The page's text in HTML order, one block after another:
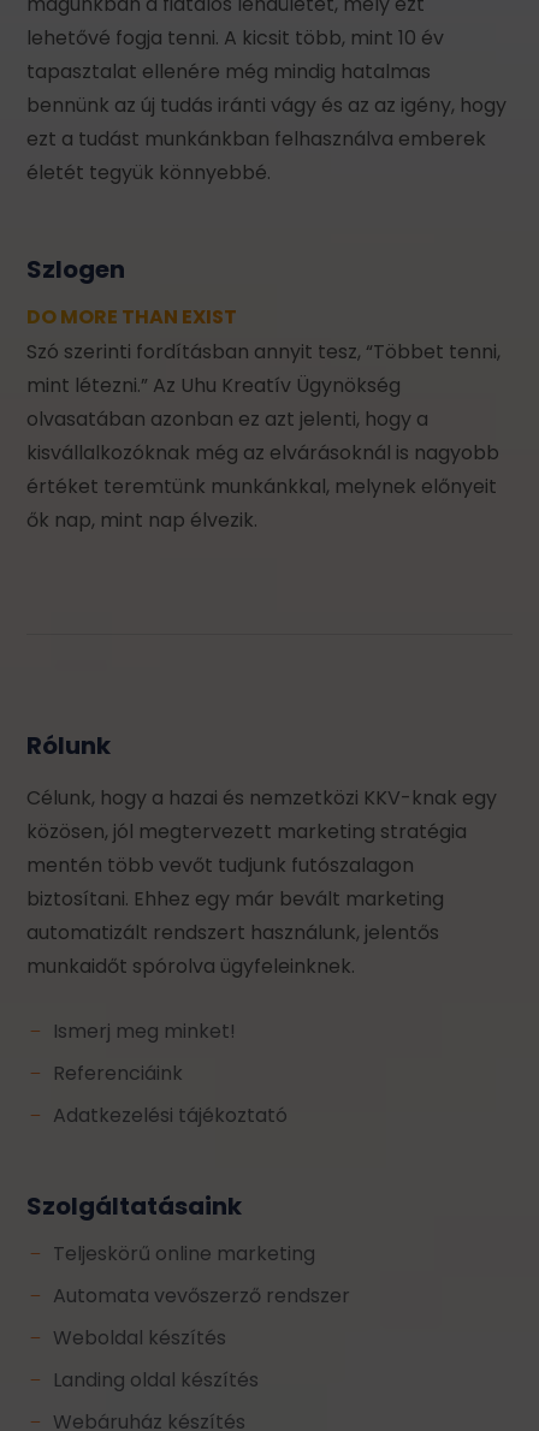
lehetővé fogja tenni. A kicsit több, mint 10 év
tapasztalat ellenére még mindig hatalmas
bennünk az új tudás iránti vágy és az az igény, hogy
ezt a tudást munkánkban felhasználva emberek
életét tegyük könnyebbé.
Szlogen
DO MORE THAN EXIST
Szó szerinti fordításban annyit tesz, “Többet tenni,
mint létezni.” Az Uhu Kreatív Ügynökség
olvasatában azonban ez azt jelenti, hogy a
kisvállalkozóknak még az elvárásoknál is nagyobb
értéket teremtünk munkánkkal, melynek előnyeit
ők nap, mint nap élvezik.
Rólunk
Célunk, hogy a hazai és nemzetközi KKV-knak egy
közösen, jól megtervezett marketing stratégia
mentén több vevőt tudjunk futószalagon
biztosítani. Ehhez egy már bevált marketing
automatizált rendszert használunk, jelentős
munkaidőt spórolva ügyfeleinknek.
K Ismerj meg minket!
K Referenciáink
K Adatkezelési tájékoztató
Szolgáltatásaink
K Teljeskörű online marketing
K Automata vevőszerző rendszer
K Weboldal készítés
K Landing oldal készítés
K Webáruház készítés